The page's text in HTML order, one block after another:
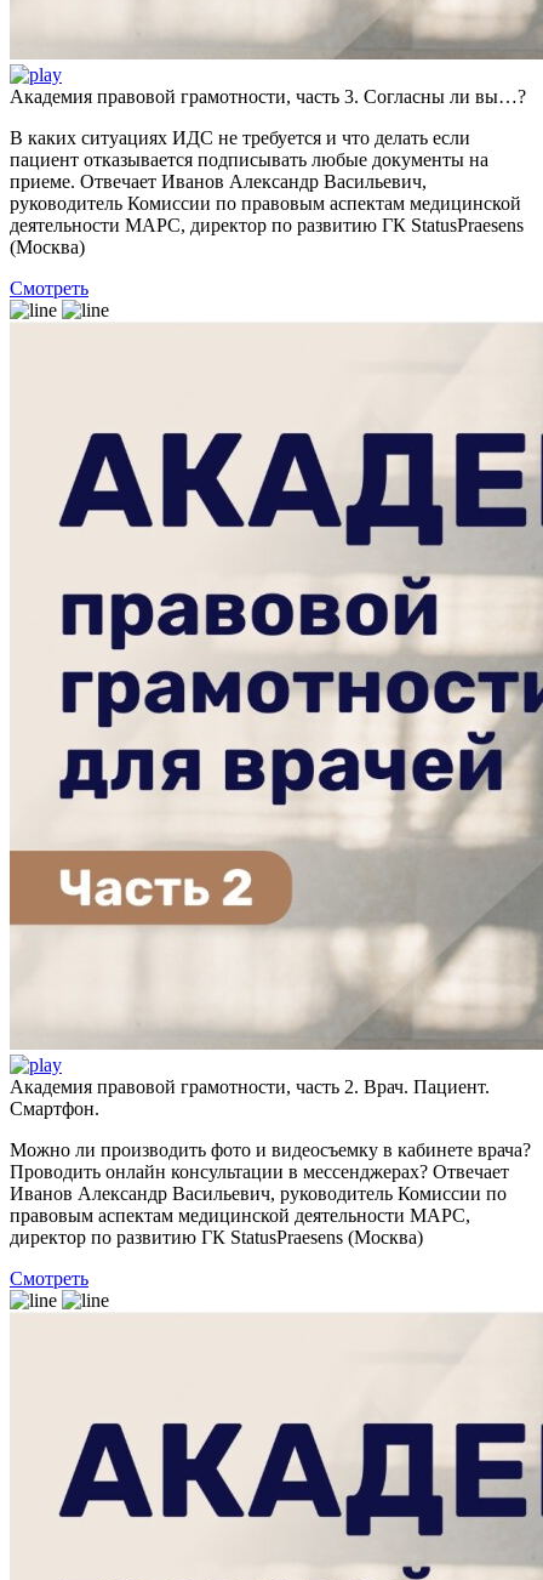
Академия правовой грамотности, часть 3. Согласны ли вы…?
В каких ситуациях ИДС не требуется и что делать если
пациент отказывается подписывать любые документы на
приеме. Отвечает Иванов Александр Васильевич,
руководитель Комиссии по правовым аспектам медицинской
деятельности МАРС, директор по развитию ГК StatusPraesens
(Москва)
Смотреть
Академия правовой грамотности, часть 2. Врач. Пациент.
Смартфон.
Можно ли производить фото и видеосъемку в кабинете врача?
Проводить онлайн консультации в мессенджерах? Отвечает
Иванов Александр Васильевич, руководитель Комиссии по
правовым аспектам медицинской деятельности МАРС,
директор по развитию ГК StatusPraesens (Москва)
Смотреть